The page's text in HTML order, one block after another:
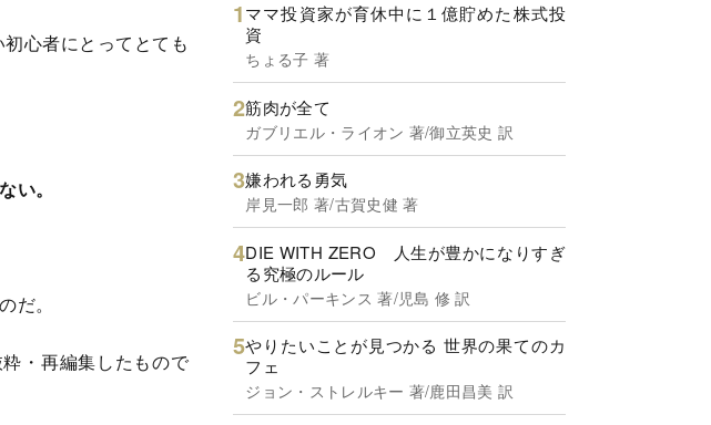
心者にとってとても
い。
だ。
・再編集したもので
ママ投資家が育休中に１億貯めた株式投
資
ちょる子 著
筋肉が全て
ガブリエル・ライオン 著/御立英史 訳
嫌われる勇気
岸見一郎 著/古賀史健 著
DIE WITH ZERO 人生が豊かになりすぎ
る究極のルール
ビル・パーキンス 著/児島 修 訳
やりたいことが見つかる 世界の果てのカ
フェ
ジョン・ストレルキー 著/鹿田昌美 訳